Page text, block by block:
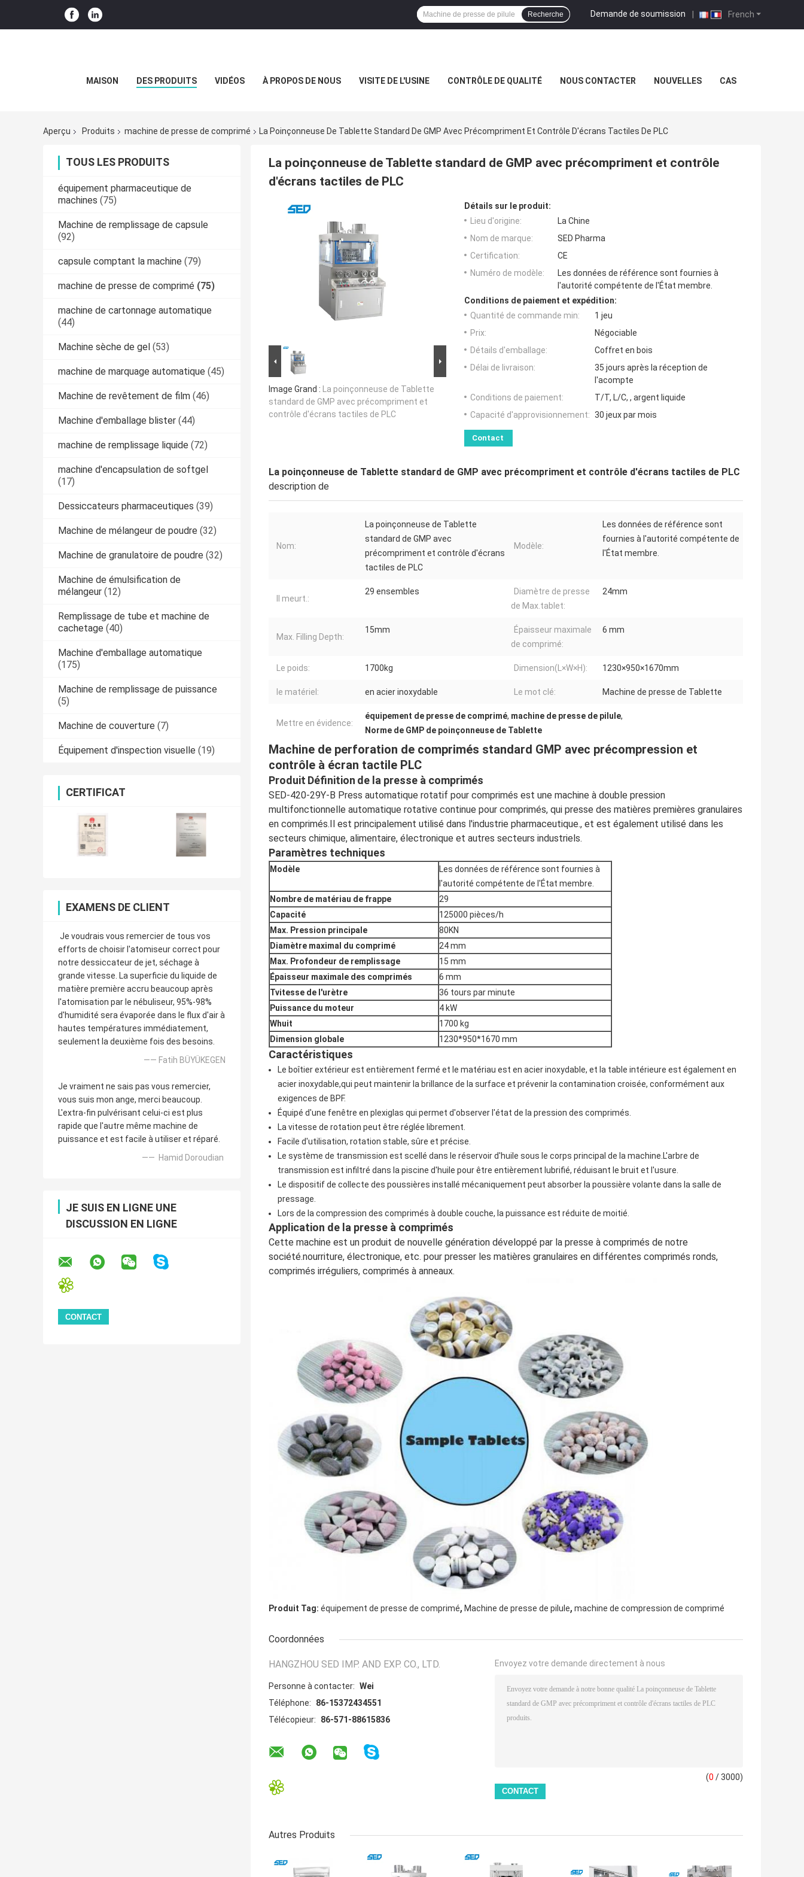
French
Demande de soumission |
Recherche
MAISON DES PRODUITS VIDÉOS À PROPOS DE NOUS VISITE DE L'USINE CONTRÔLE DE QUALITÉ NOUS CONTACTER NOUVELLES CAS
Aperçu Produits machine de presse de comprimé La Poinçonneuse De Tablette Standard De GMP Avec Précompriment Et Contrôle D'écrans Tactiles De PLC
TOUS LES PRODUITS
équipement pharmaceutique de
machines (75)
Machine de remplissage de capsule
(92)
capsule comptant la machine (79)
machine de presse de comprimé (75)
machine de cartonnage automatique
(44)
Machine sèche de gel (53)
machine de marquage automatique (45)
Machine de revêtement de film (46)
Machine d'emballage blister (44)
machine de remplissage liquide (72)
machine d'encapsulation de softgel
(17)
Dessiccateurs pharmaceutiques (39)
Machine de mélangeur de poudre (32)
Machine de granulatoire de poudre (32)
Machine de émulsification de
mélangeur (12)
Remplissage de tube et machine de
cachetage (40)
Machine d'emballage automatique
(175)
Machine de remplissage de puissance
(5)
Machine de couverture (7)
Équipement d'inspection visuelle (19)
CERTIFICAT
EXAMENS DE CLIENT
Je voudrais vous remercier de tous vos
efforts de choisir l'atomiseur correct pour
notre dessiccateur de jet, séchage à
grande vitesse. La superficie du liquide de
matière première accru beaucoup après
l'atomisation par le nébuliseur, 95%-98%
d'humidité sera évaporée dans le flux d'air à
hautes températures immédiatement,
seulement la deuxième fois des besoins.
—— Fatih BÜYÜKEGEN
Je vraiment ne sais pas vous remercier,
vous suis mon ange, merci beaucoup.
L'extra-fin pulvérisant celui-ci est plus
rapide que l'autre même machine de
puissance et est facile à utiliser et réparé.
—— Hamid Doroudian
JE SUIS EN LIGNE UNE
DISCUSSION EN LIGNE
La poinçonneuse de Tablette standard de GMP avec précompriment et contrôle
d'écrans tactiles de PLC
Image Grand : La poinçonneuse de Tablette
standard de GMP avec précompriment et
contrôle d'écrans tactiles de PLC
Détails sur le produit:
Lieu d'origine:
La Chine
Nom de marque:
SED Pharma
Certification:
CE
Numéro de modèle:
Les données de référence sont fournies à
l'autorité compétente de l'État membre.
Conditions de paiement et expédition:
Quantité de commande min:
1 jeu
Prix:
Négociable
Détails d'emballage:
Coffret en bois
Délai de livraison:
35 jours après la réception de
l'acompte
Conditions de paiement:
T/T, L/C, , argent liquide
Capacité d'approvisionnement: 30 jeux par mois
Contact
La poinçonneuse de Tablette standard de GMP avec précompriment et contrôle d'écrans tactiles de PLC
description de
Nom:
La poinçonneuse de Tablette
standard de GMP avec
précompriment et contrôle d'écrans
tactiles de PLC
Modèle:
Les données de référence sont
fournies à l'autorité compétente de
l'État membre.
Il meurt.:
29 ensembles
Diamètre de presse
de Max.tablet:
24mm
Max. Filling Depth:
15mm
Épaisseur maximale
de comprimé:
6 mm
Le poids: 1700kg Dimension(L×W×H): 1230×950×1670mm
le matériel: en acier inoxydable Le mot clé: Machine de presse de Tablette
Mettre en évidence:
équipement de presse de comprimé, machine de presse de pilule,
Norme de GMP de poinçonneuse de Tablette
Machine de perforation de comprimés standard GMP avec précompression et
contrôle à écran tactile PLC
Produit Définition de la presse à comprimés
SED-420-29Y-B Press automatique rotatif pour comprimés est une machine à double pression
multifonctionnelle automatique rotative continue pour comprimés, qui presse des matières premières granulaires
en comprimés.Il est principalement utilisé dans l'industrie pharmaceutique., et est également utilisé dans les
secteurs chimique, alimentaire, électronique et autres secteurs industriels.
Paramètres techniques
Modèle
Les données de référence sont fournies à
l'autorité compétente de l'État membre.
Nombre de matériau de frappe
29
Capacité
125000 pièces/h
Max. Pression principale
80KN
Diamètre maximal du comprimé
24 mm
Max. Profondeur de remplissage
15 mm
Épaisseur maximale des comprimés
6 mm
Tvitesse de l'urètre
36 tours par minute
Puissance du moteur
4 kW
Whuit
1700 kg
Dimension globale
1230*950*1670 mm
Caractéristiques
Le boîtier extérieur est entièrement fermé et le matériau est en acier inoxydable, et la table intérieure est également en
acier inoxydable,qui peut maintenir la brillance de la surface et prévenir la contamination croisée, conformément aux
exigences de BPF.
Équipé d'une fenêtre en plexiglas qui permet d'observer l'état de la pression des comprimés.
La vitesse de rotation peut être réglée librement.
Facile d'utilisation, rotation stable, sûre et précise.
Le système de transmission est scellé dans le réservoir d'huile sous le corps principal de la machine.L'arbre de
transmission est infiltré dans la piscine d'huile pour être entièrement lubrifié, réduisant le bruit et l'usure.
Le dispositif de collecte des poussières installé mécaniquement peut absorber la poussière volante dans la salle de
pressage.
Lors de la compression des comprimés à double couche, la puissance est réduite de moitié.
Application de la presse à comprimés
Cette machine est un produit de nouvelle génération développé par la presse à comprimés de notre
société.nourriture, électronique, etc. pour presser les matières granulaires en différentes comprimés ronds,
comprimés irréguliers, comprimés à anneaux.
Produit Tag: équipement de presse de comprimé, Machine de presse de pilule, machine de compression de comprimé
Coordonnées
HANGZHOU SED IMP. AND EXP. CO., LTD.
Personne à contacter: Wei
Téléphone:
86-15372434551
Télécopieur:
86-571-88615836
Envoyez votre demande directement à nous
(0 / 3000)
Autres Produits